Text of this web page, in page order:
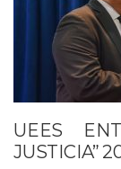
UEES
JUSTICIA”